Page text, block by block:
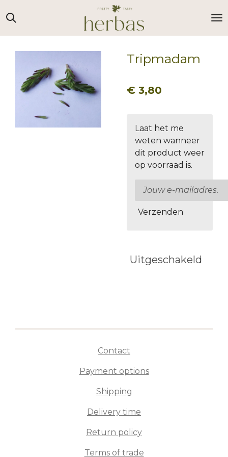
direct
naar
Tripmadam
€ 3,80
Laat het me
weten wanneer
dit product weer
op voorraad is.
Verzenden
Uitgeschakeld
Contact
Payment options
Shipping
Delivery time
Return policy
Terms of trade